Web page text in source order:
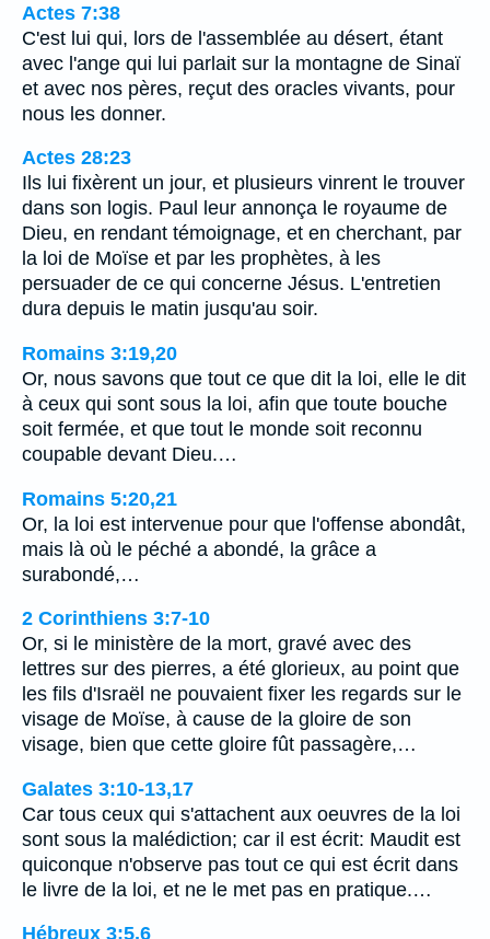
Actes 7:38
C'est lui qui, lors de l'assemblée au désert, étant
avec l'ange qui lui parlait sur la montagne de Sinaï
et avec nos pères, reçut des oracles vivants, pour
nous les donner.
Actes 28:23
Ils lui fixèrent un jour, et plusieurs vinrent le trouver
dans son logis. Paul leur annonça le royaume de
Dieu, en rendant témoignage, et en cherchant, par
la loi de Moïse et par les prophètes, à les
persuader de ce qui concerne Jésus. L'entretien
dura depuis le matin jusqu'au soir.
Romains 3:19,20
Or, nous savons que tout ce que dit la loi, elle le dit
à ceux qui sont sous la loi, afin que toute bouche
soit fermée, et que tout le monde soit reconnu
coupable devant Dieu.…
Romains 5:20,21
Or, la loi est intervenue pour que l'offense abondât,
mais là où le péché a abondé, la grâce a
surabondé,…
2 Corinthiens 3:7-10
Or, si le ministère de la mort, gravé avec des
lettres sur des pierres, a été glorieux, au point que
les fils d'Israël ne pouvaient fixer les regards sur le
visage de Moïse, à cause de la gloire de son
visage, bien que cette gloire fût passagère,…
Galates 3:10-13,17
Car tous ceux qui s'attachent aux oeuvres de la loi
sont sous la malédiction; car il est écrit: Maudit est
quiconque n'observe pas tout ce qui est écrit dans
le livre de la loi, et ne le met pas en pratique.…
Hébreux 3:5,6